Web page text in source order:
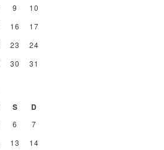
9
10
16
17
23
24
30 31
S D
6
7
13
14